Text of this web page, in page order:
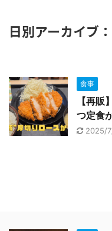
日別アーカイブ
食事
【再販
つ定食
2025/